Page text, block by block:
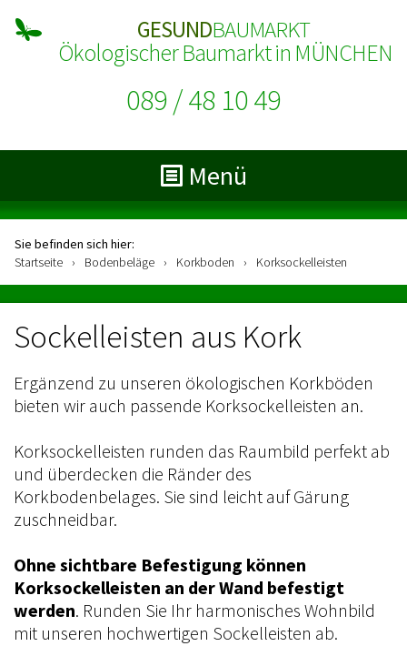
GESUNDBAUMARKT
Ökologischer Baumarkt in MÜNCHEN
089 / 48 10 49
Menü
Sie befinden sich hier:
Startseite
› Bodenbeläge › Korkboden › Korksockelleisten
Sockelleisten aus Kork
Ergänzend zu unseren ökologischen Korkböden
bieten wir auch passende Korksockelleisten an.
Korksockelleisten runden das Raumbild perfekt ab
und überdecken die Ränder des
Korkbodenbelages. Sie sind leicht auf Gärung
zuschneidbar.
Ohne sichtbare Befestigung können
Korksockelleisten an der Wand befestigt
werden. Runden Sie Ihr harmonisches Wohnbild
mit unseren hochwertigen Sockelleisten ab.